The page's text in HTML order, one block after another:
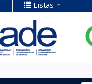
Listas